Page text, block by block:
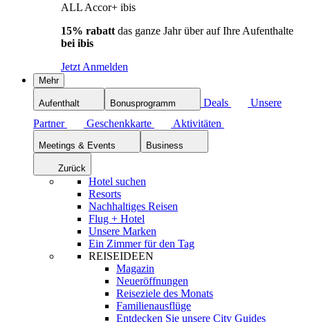
ALL Accor+ ibis
15% rabatt das ganze Jahr über auf Ihre Aufenthalte
bei ibis
Jetzt Anmelden
Mehr
Aufenthalt Bonusprogramm Deals
Unsere
Partner
Geschenkkarte Aktivitäten
Meetings & Events Business
Zurück
Hotel suchen
Resorts
Nachhaltiges Reisen
Flug + Hotel
Unsere Marken
Ein Zimmer für den Tag
REISEIDEEN
Magazin
Neueröffnungen
Reiseziele des Monats
Familienausflüge
Entdecken Sie unsere City Guides